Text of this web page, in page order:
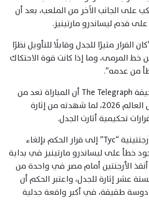
على الجانب الآخر من الملعب، بعد أن
قدم ليساندرو مارتينيز.
القرار مثيرًا للجدل وقابلًا للتأويل نظرًا
خط المرمى، وما إذا كانت قوة الاحتكاك
من عدمه”.
بدورها، اعتبرت صحيفة The Telegraph أن المباراة تعد من
أبرز مواجهات كأس العالم 2026، لما شهدته من إثارة
تحكيمية أثارت الجدل.
وأشارت الشبكة الأرجنتينية “Tyc” إلى قرار الحكم بإلغاء
خطأ على ليساندرو مارتينيز في بداية
أنقذ الأرجنتين أمام مصر في واحدة من
عشر إثارة للجدل، واعتبر الحكم أن
طفيفة، في أكبر واقعة جدلية